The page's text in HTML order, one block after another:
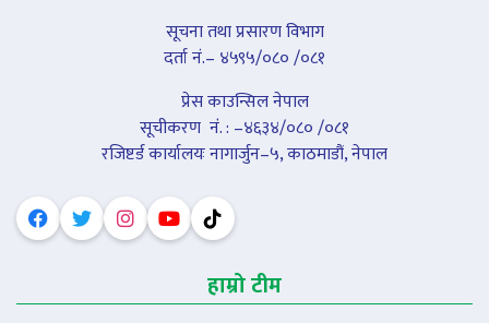
सूचना तथा प्रसारण विभाग
दर्ता नं.– ४५९५/०८० /०८१
प्रेस काउन्सिल नेपाल
सूचीकरण नंं. : –४६३४/०८० /०८१
रजिष्टर्ड कार्यालयः नागार्जुन–५, काठमाडौं, नेपाल
हाम्रो टीम